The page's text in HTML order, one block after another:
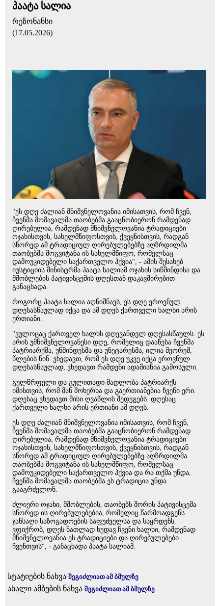
პაატა სალია
რეზონანსი
(17.05.2026)
"ეს დღე ძალიან მნიშვნელოვანია იმისათვის, რომ ჩვენ,
ჩვენმა მომავალმა თაობებმა გააცნობიერონ რამდენად
ღირებულია, რამდენად მნიშვნელოვანია ტრადიციები
ოჯახისთვის, სახელმწიფოსთვის, ქვეყნისთვის, რადგან
სწორედ ამ ტრადიციულ ღირებულებებზე აღზრდილმა
თაობებმა მოგვიტანა ის სახელმწიფო, რომელსაც
დამოუკიდებელი საქართველო ჰქვია", - ამის შესახებ
იუსტიციის მინისტრმა პაატა სალიამ ოჯახის სიწმინდისა და
მშობლების პატივისცემის დღესთან დაკავშირებით
განაცხადა.
როგორც პაატა სალია აღნიშნავს, ეს დღე ეროვნულ
დღესასწაულად იქცა და ამ დღეს ქართველი ხალხი არის
ერთიანი.
"ვულოცაც ქართველ ხალხს დღევანდელ დღესასწაულს. ეს
არის უმნიშვნელოვანესი დღე, რომელიც დააწესა ჩვენმა
პატრიარქმა, უწმინდესმა და უნეტარესმა, ილია მეორემ,
წლების წინ. ვხედავთ, რომ ეს დღე უკვე იქცა ეროვნულ
დღესასწაულად, ვხედავთ რამდენი ადამიანია გამოსული.
გულწრფელი და გულითადი მადლობა პატრიარქს
იმისთვის, რომ მან მოხერხა და გაერთიანებია ჩვენი ერი.
დღესაც ვხედავთ მისი ღვაწლის შედეგებს. დღესაც
ქართველი ხალხი არის ერთიანი ამ დღეს.
ეს დღე ძალიან მნიშვნელოვანია იმისათვის, რომ ჩვენ,
ჩვენმა მომავალმა თაობებმა გააცნობიერონ რამდენად
ღირებულია, რამდენად მნიშვნელოვანია ტრადიციები
ოჯახისთვის, სახელმწიფოსთვის, ქვეყნისთვის, რადგან
სწორედ ამ ტრადიციულ ღირებულებებზე აღზრდილმა
თაობებმა მოგვიტანა ის სახელმწიფო, რომელსაც
დამოუკიდებელი საქართველო ჰქვია და რა თქმა უნდა,
ჩვენმა მომავალმა თაობებმა ეს ტრადიცია უნდა
გააგრძელონ.
ძლიერი ოჯახი, მშობლების, თაობებს შორის პატივისცემა
სწორედ ის ღირებულებებია, რომელიც წარმოადგენს
ჯანსაღი საზოგადოების საფუძველსა და საყრდენს.
ვფიქრობ, დღეს ნათლად ხედავ ჩვენი ხალხი, რამდენად
მნიშვნელოვანია ეს ტრადიციები და ღირებულებები
ჩვენთვის", - განაცხადა პაატა სალიამ.
სტატიების ნახვა შეგიძლიათ ამ ბმულზე
ახალი ამბების ნახვა შეგიძლიათ ამ ბმულზე